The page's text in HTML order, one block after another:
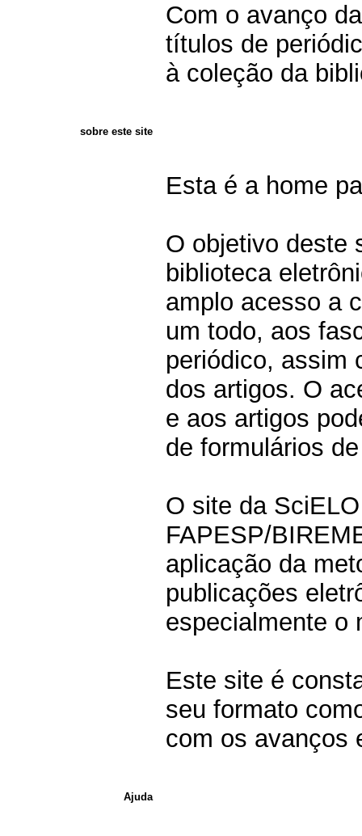
Com o avanço
títulos de
à coleção da
sobre este site
Esta é a home
O objetivo deste
biblioteca
amplo acesso a
um todo, aos
periódico, assim
dos artigos. O
e aos artigos
de formulários
O site da
FAPESP/
aplicação da
publicações
especialmente o
Este site é
seu formato
com os avanços
Ajuda